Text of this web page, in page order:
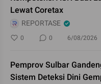
Lewat Coretax
REPORTASE
0 0 6/08/2026
Pemprov Sulbar
Sistem Deteksi Dini